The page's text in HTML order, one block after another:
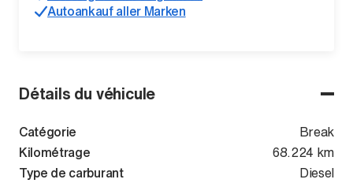
Détails du véhicule
Catégorie
Break
Kilométrage
68.224 km
Type de carburant
Diesel
Autoankauf aller Marken